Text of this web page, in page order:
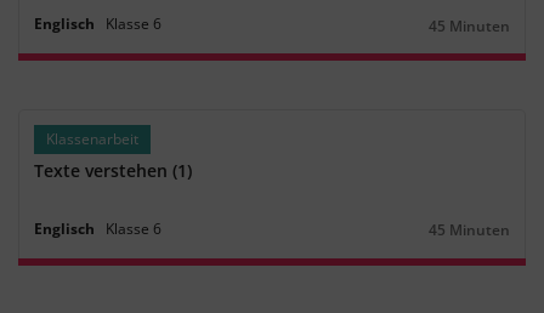
Englisch Klasse 6
Dauer:
45 Minuten
Klassenarbeit
Texte verstehen (1)
Englisch Klasse 6
Dauer:
45 Minuten